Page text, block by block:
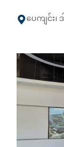
ပေကျင်း၊